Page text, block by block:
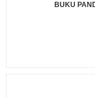
BUKU